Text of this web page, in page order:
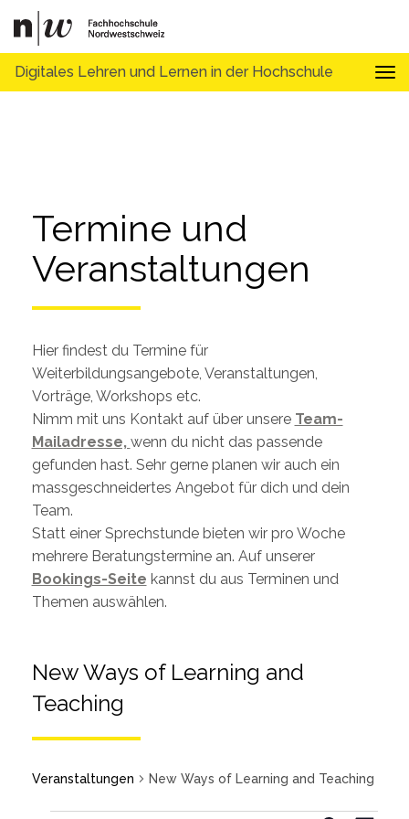
Digitales Lehren und Lernen in der Hochschule
Termine und
Veranstaltungen
Hier findest du Termine für
Weiterbildungsangebote, Veranstaltungen,
Vorträge, Workshops etc.
Nimm mit uns Kontakt auf über unsere Team-
Mailadresse, wenn du nicht das passende
gefunden hast. Sehr gerne planen wir auch ein
massgeschneidertes Angebot für dich und dein
Team.
Statt einer Sprechstunde bieten wir pro Woche
mehrere Beratungstermine an. Auf unserer
Bookings-Seite kannst du aus Terminen und
Themen auswählen.
New Ways of Learning and
Teaching
Veranstaltungen New Ways of Learning and Teaching